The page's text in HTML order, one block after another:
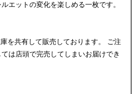
エットの変化を楽しめる一枚です。
を共有して販売しております。 ご注
は店頭で完売してしまいお届けでき